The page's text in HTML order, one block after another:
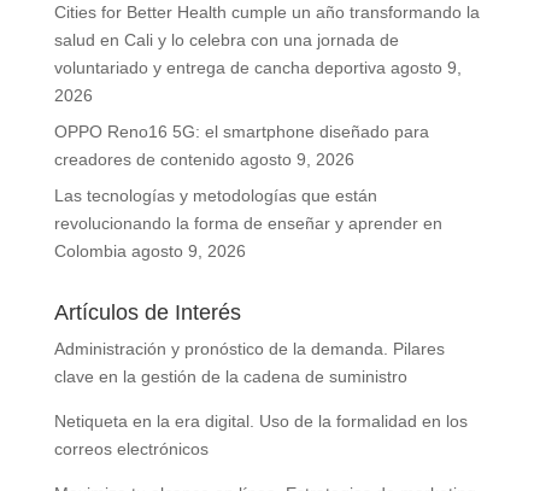
Cities for Better Health cumple un año transformando la
salud en Cali y lo celebra con una jornada de
voluntariado y entrega de cancha deportiva agosto 9,
2026
OPPO Reno16 5G: el smartphone diseñado para
creadores de contenido agosto 9, 2026
Las tecnologías y metodologías que están
revolucionando la forma de enseñar y aprender en
Colombia agosto 9, 2026
Artículos de Interés
Administración y pronóstico de la demanda. Pilares
clave en la gestión de la cadena de suministro
Netiqueta en la era digital. Uso de la formalidad en los
correos electrónicos